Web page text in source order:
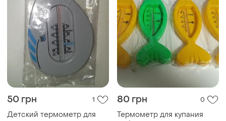
50 грн 1
Детский термометр для
80 грн 0
Термометр для купания